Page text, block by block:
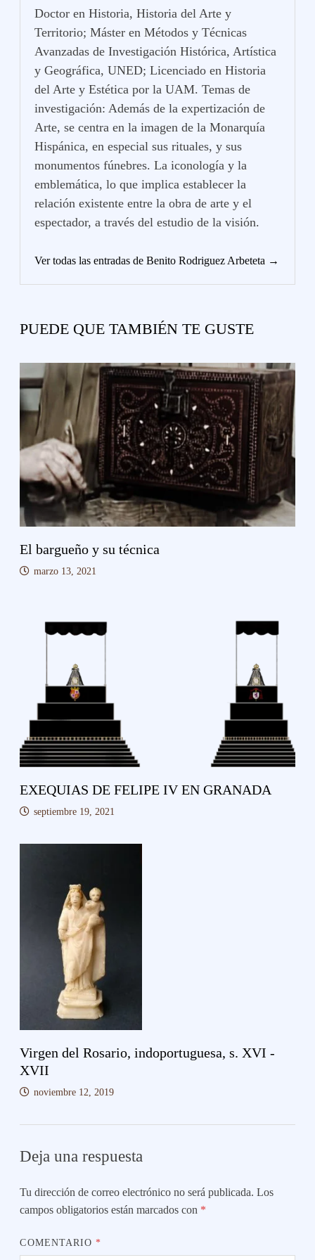
Doctor en Historia, Historia del Arte y
Territorio; Máster en Métodos y Técnicas
Avanzadas de Investigación Histórica, Artística
y Geográfica, UNED; Licenciado en Historia
del Arte y Estética por la UAM. Temas de
investigación: Además de la expertización de
Arte, se centra en la imagen de la Monarquía
Hispánica, en especial sus rituales, y sus
monumentos fúnebres. La iconología y la
emblemática, lo que implica establecer la
relación existente entre la obra de arte y el
espectador, a través del estudio de la visión.
Ver todas las entradas de Benito Rodriguez Arbeteta →
PUEDE QUE TAMBIÉN TE GUSTE
El bargueño y su técnica
marzo 13, 2021
EXEQUIAS DE FELIPE IV EN GRANADA
septiembre 19, 2021
Virgen del Rosario, indoportuguesa, s. XVI -
XVII
noviembre 12, 2019
Deja una respuesta
Tu dirección de correo electrónico no será publicada. Los
campos obligatorios están marcados con *
COMENTARIO*